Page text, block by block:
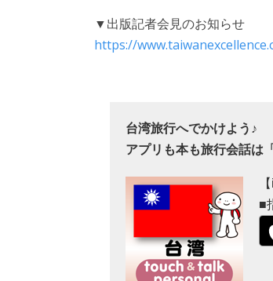
▼出版記者会見のお知らせ
https://
台湾旅行へでかけよう♪
アプリも本も旅行会話は
■